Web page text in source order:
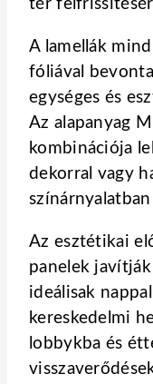
tér
A lamellák
fóliával
egységes és
Az alapanyag
kombinációja
dekorral vagy
Az esztétikai
panelek
ideálisak
kereskedelmi
lobbykba és